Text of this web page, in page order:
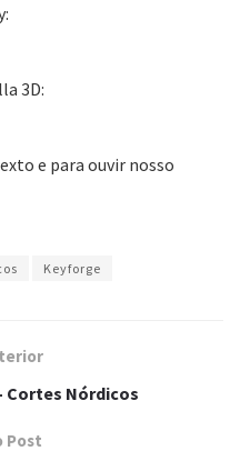
3D:
e para ouvir nosso
Keyforge
Cortes Nórdicos
Post